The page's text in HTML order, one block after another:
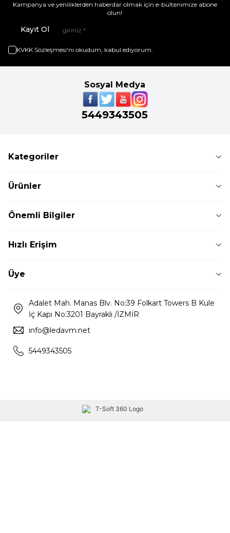
Kampanya ve yeniliklerden haberdar olmak için e-bültenimize abone
olun!
Kayıt Ol
KVKK Sözleşmesi'ni okudum, kabul ediyorum.
Sosyal Medya
5449343505
Kategoriler
Ürünler
Önemli Bilgiler
Hızlı Erişim
Üye
Adalet Mah. Manas Blv. No:39 Folkart Towers B Kule
İç Kapı No:3201 Bayraklı /İZMİR
info@ledavm.net
5449343505